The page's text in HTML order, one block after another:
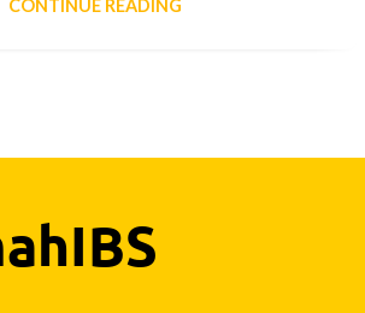
CONTINUE READING